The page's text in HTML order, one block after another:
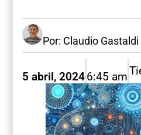
Por: Claudio Gastaldi
5 abril, 20246:45 am